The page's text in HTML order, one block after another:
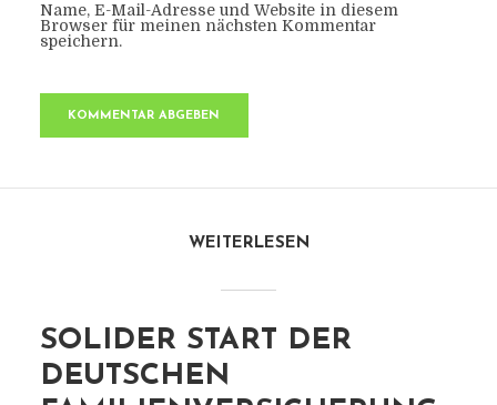
Name, E-Mail-Adresse und Website in diesem
Browser für meinen nächsten Kommentar
speichern.
WEITERLESEN
SOLIDER START DER
DEUTSCHEN